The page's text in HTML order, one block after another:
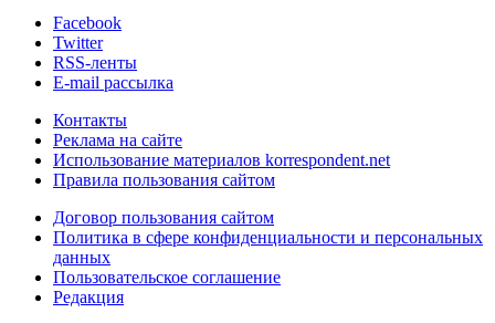
Facebook
Twitter
RSS-ленты
E-mail рассылка
Контакты
Реклама на сайте
Использование материалов korrespondent.net
Правила пользования сайтом
Договор пользования сайтом
Политика в сфере конфиденциальности и персональных
данных
Пользовательское соглашение
Редакция